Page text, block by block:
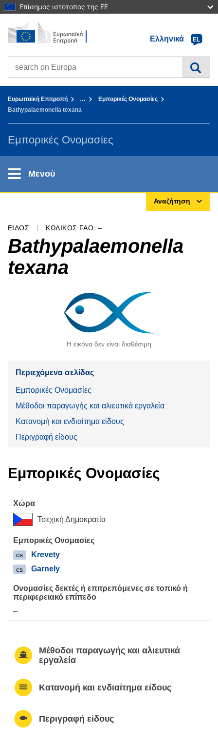
Επίσημος ιστότοπος της ΕΕ
Πηγαίνετε στο περιεχόμενο
Αρχική σελίδα - Ευρωπαϊκή Επιτροπή
Ελληνικά
EL
Search on Europa websites
Ευρωπαϊκή Επιτροπή …
Εμπορικές Ονομασίες
Bathypalaemonella texana
Εμπορικές Ονομασίες
Μενού
Αναζήτηση
ΕΊΔΟΣ ΚΩΔΙΚΌΣ FAO: –
Bathypalaemonella
texana
Η εικόνα δεν είναι διαθέσιμη
Περιεχόμενα σελίδας
Εμπορικές Ονομασίες
Μέθοδοι παραγωγής και αλιευτικά εργαλεία
Κατανομή και ενδιαίτημα είδους
Περιγραφή είδους
Εμπορικές Ονομασίες
Τσεχική Δημοκρατία
cs Krevety
cs Garnely
–
Μέθοδοι παραγωγής και αλιευτικά
εργαλεία
Κατανομή και ενδιαίτημα είδους
Περιγραφή είδους